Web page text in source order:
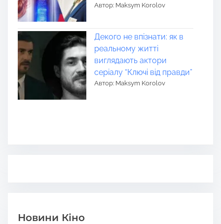
Автор: Maksym Korolov
Декого не впізнати: як в
реальному житті
виглядають актори
серіалу “Ключі від правди”
Автор: Maksym Korolov
Новини Кіно